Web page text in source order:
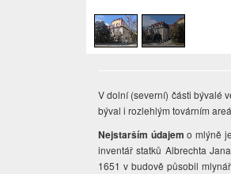
V dolní (severní) části bývalé
býval i rozlehlým továrním
Nejstarším údajem o mlýně
inventář statků Albrechta
1651 v budově působil